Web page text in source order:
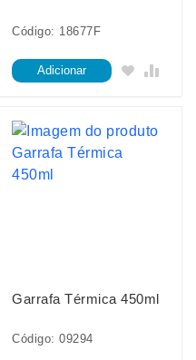
Código: 18677F
Adicionar
Garrafa Térmica 450ml
Código: 09294